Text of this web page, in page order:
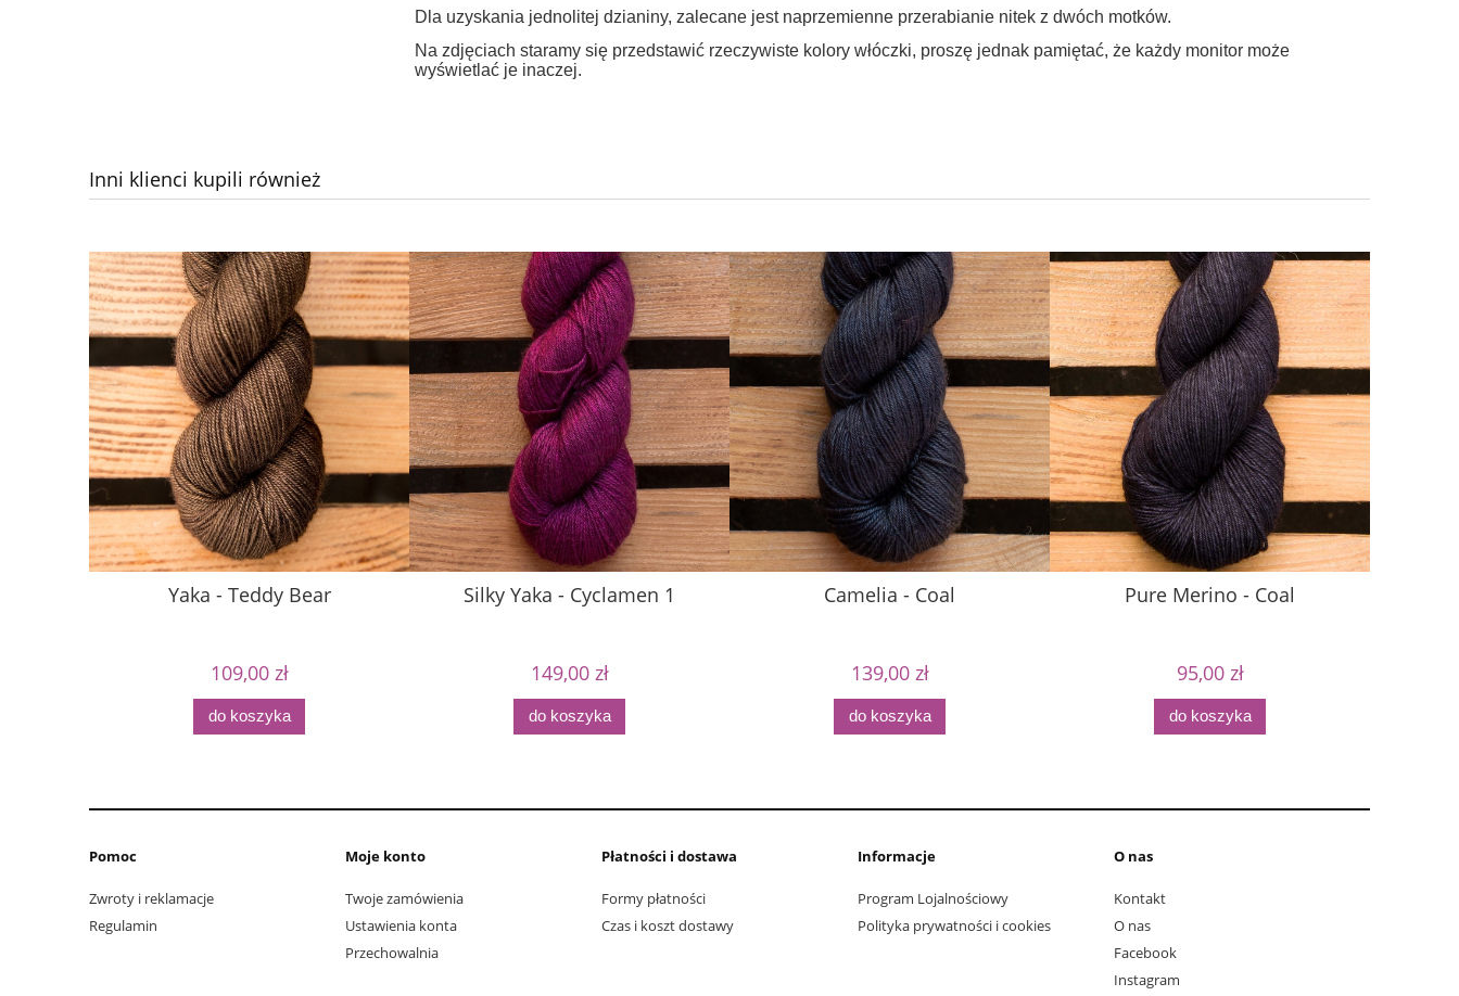
Dla uzyskania jednolitej dzianiny, zalecane jest naprzemienne przerabianie nitek z dwóch motków.
Na zdjęciach staramy się przedstawić rzeczywiste kolory włóczki, proszę jednak pamiętać, że każdy monitor może
wyświetlać je inaczej.
Inni klienci kupili również
Yaka - Teddy Bear
109,00 zł
do koszyka
Silky Yaka - Cyclamen 1
149,00 zł
do koszyka
Camelia - Coal
139,00 zł
do koszyka
Pure Merino - Coal
95,00 zł
do koszyka
Pomoc
Zwroty i reklamacje
Regulamin
Moje konto
Twoje zamówienia
Ustawienia konta
Przechowalnia
Płatności i dostawa
Formy płatności
Czas i koszt dostawy
Informacje
Program Lojalnościowy
Polityka prywatności i cookies
O nas
Kontakt
O nas
Facebook
Instagram